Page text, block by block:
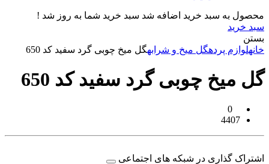
محصول به سبد خرید اضافه شد سبد خرید شما به روز شد !
سبد خرید
بستن
خانهلوازم پردهگل میخ و شرابهگل میخ چوبی گرد سفید کد 650
گل میخ چوبی گرد سفید کد 650
0
4407
اشتراک گذاری در شبکه های اجتماعی